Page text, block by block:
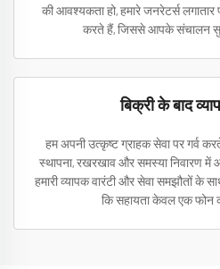
की आवश्यकता हो, हमारे जनरेटर्स लगातार
करते हैं, जिससे आपके संचालन
बिक्री के बाद
हम अपनी उत्कृष्ट ग्राहक सेवा पर गर्व
स्थापना, रखरखाव और समस्या निवारण में
हमारी व्यापक वारंटी और सेवा समझौतों के
कि सहायता केवल एक फोन